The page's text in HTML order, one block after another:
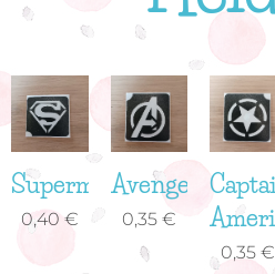
Superman
0,40 €
Avengers
0,35€
0,35 €